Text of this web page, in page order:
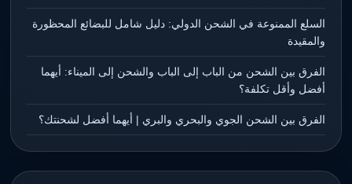
السلع الممنوعة في الشحن الدولي: دليل شامل للبضائع المحظورة
والمقيدة
الفرق بين الشحن من الباب إلى الباب والشحن إلى الميناء: أيهما
أفضل وأقل تكلفة؟
الفرق بين الشحن الجوي والبحري والبري | أيهما أفضل لشحنتك؟